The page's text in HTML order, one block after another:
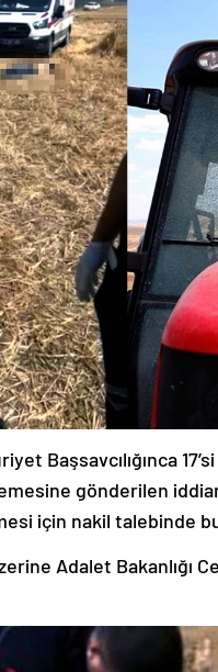
Başsavcılığınca
gönderilen
için nakil talebinde
Adalet Bakanlığı